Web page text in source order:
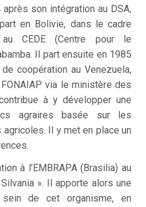
après son intégration au DSA,
en Bolivie, dans le cadre
CEDE (Centre pour le
Il part ensuite en 1985
coopération au Venezuela,
via le ministère des
à y développer une
agraires basée sur les
Il y met en place un
à l’EMBRAPA (Brasilia) au
». Il apporte alors une
sein de cet organisme, en